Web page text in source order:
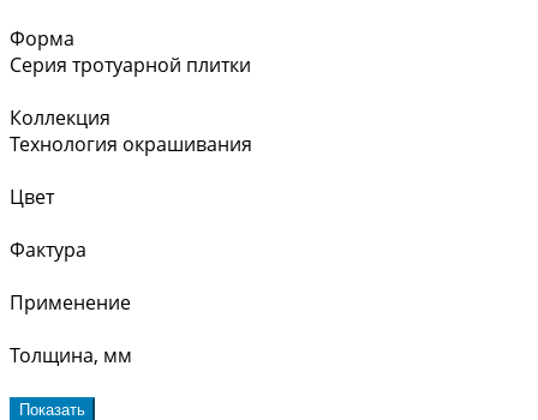
Форма
Серия тротуарной плитки
Коллекция
Технология окрашивания
Цвет
Фактура
Применение
Толщина, мм
Показать